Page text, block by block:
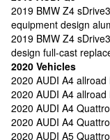
2019 BMW Z4
equipment design
2019 BMW Z4
design full-cast
2020 Vehicles
2020 AUDI A4
2020 AUDI A4
2020 AUDI A4
2020 AUDI A4
2020 AUDI A5